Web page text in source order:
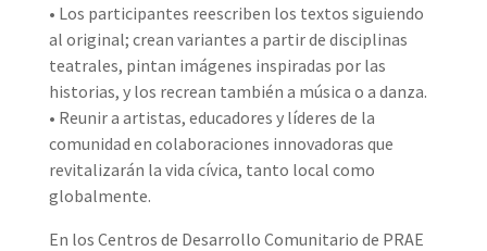
• Los participantes reescriben los textos siguiendo
al original; crean variantes a partir de disciplinas
teatrales, pintan imágenes inspiradas por las
historias, y los recrean también a música o a danza.
• Reunir a artistas, educadores y líderes de la
comunidad en colaboraciones innovadoras que
revitalizarán la vida cívica, tanto local como
globalmente.
En los Centros de Desarrollo Comunitario de PRAE